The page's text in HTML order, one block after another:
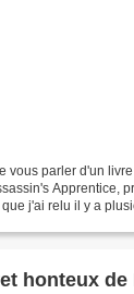
vous parler d'un
Apprentice,
j'ai relu il y a
honteux de